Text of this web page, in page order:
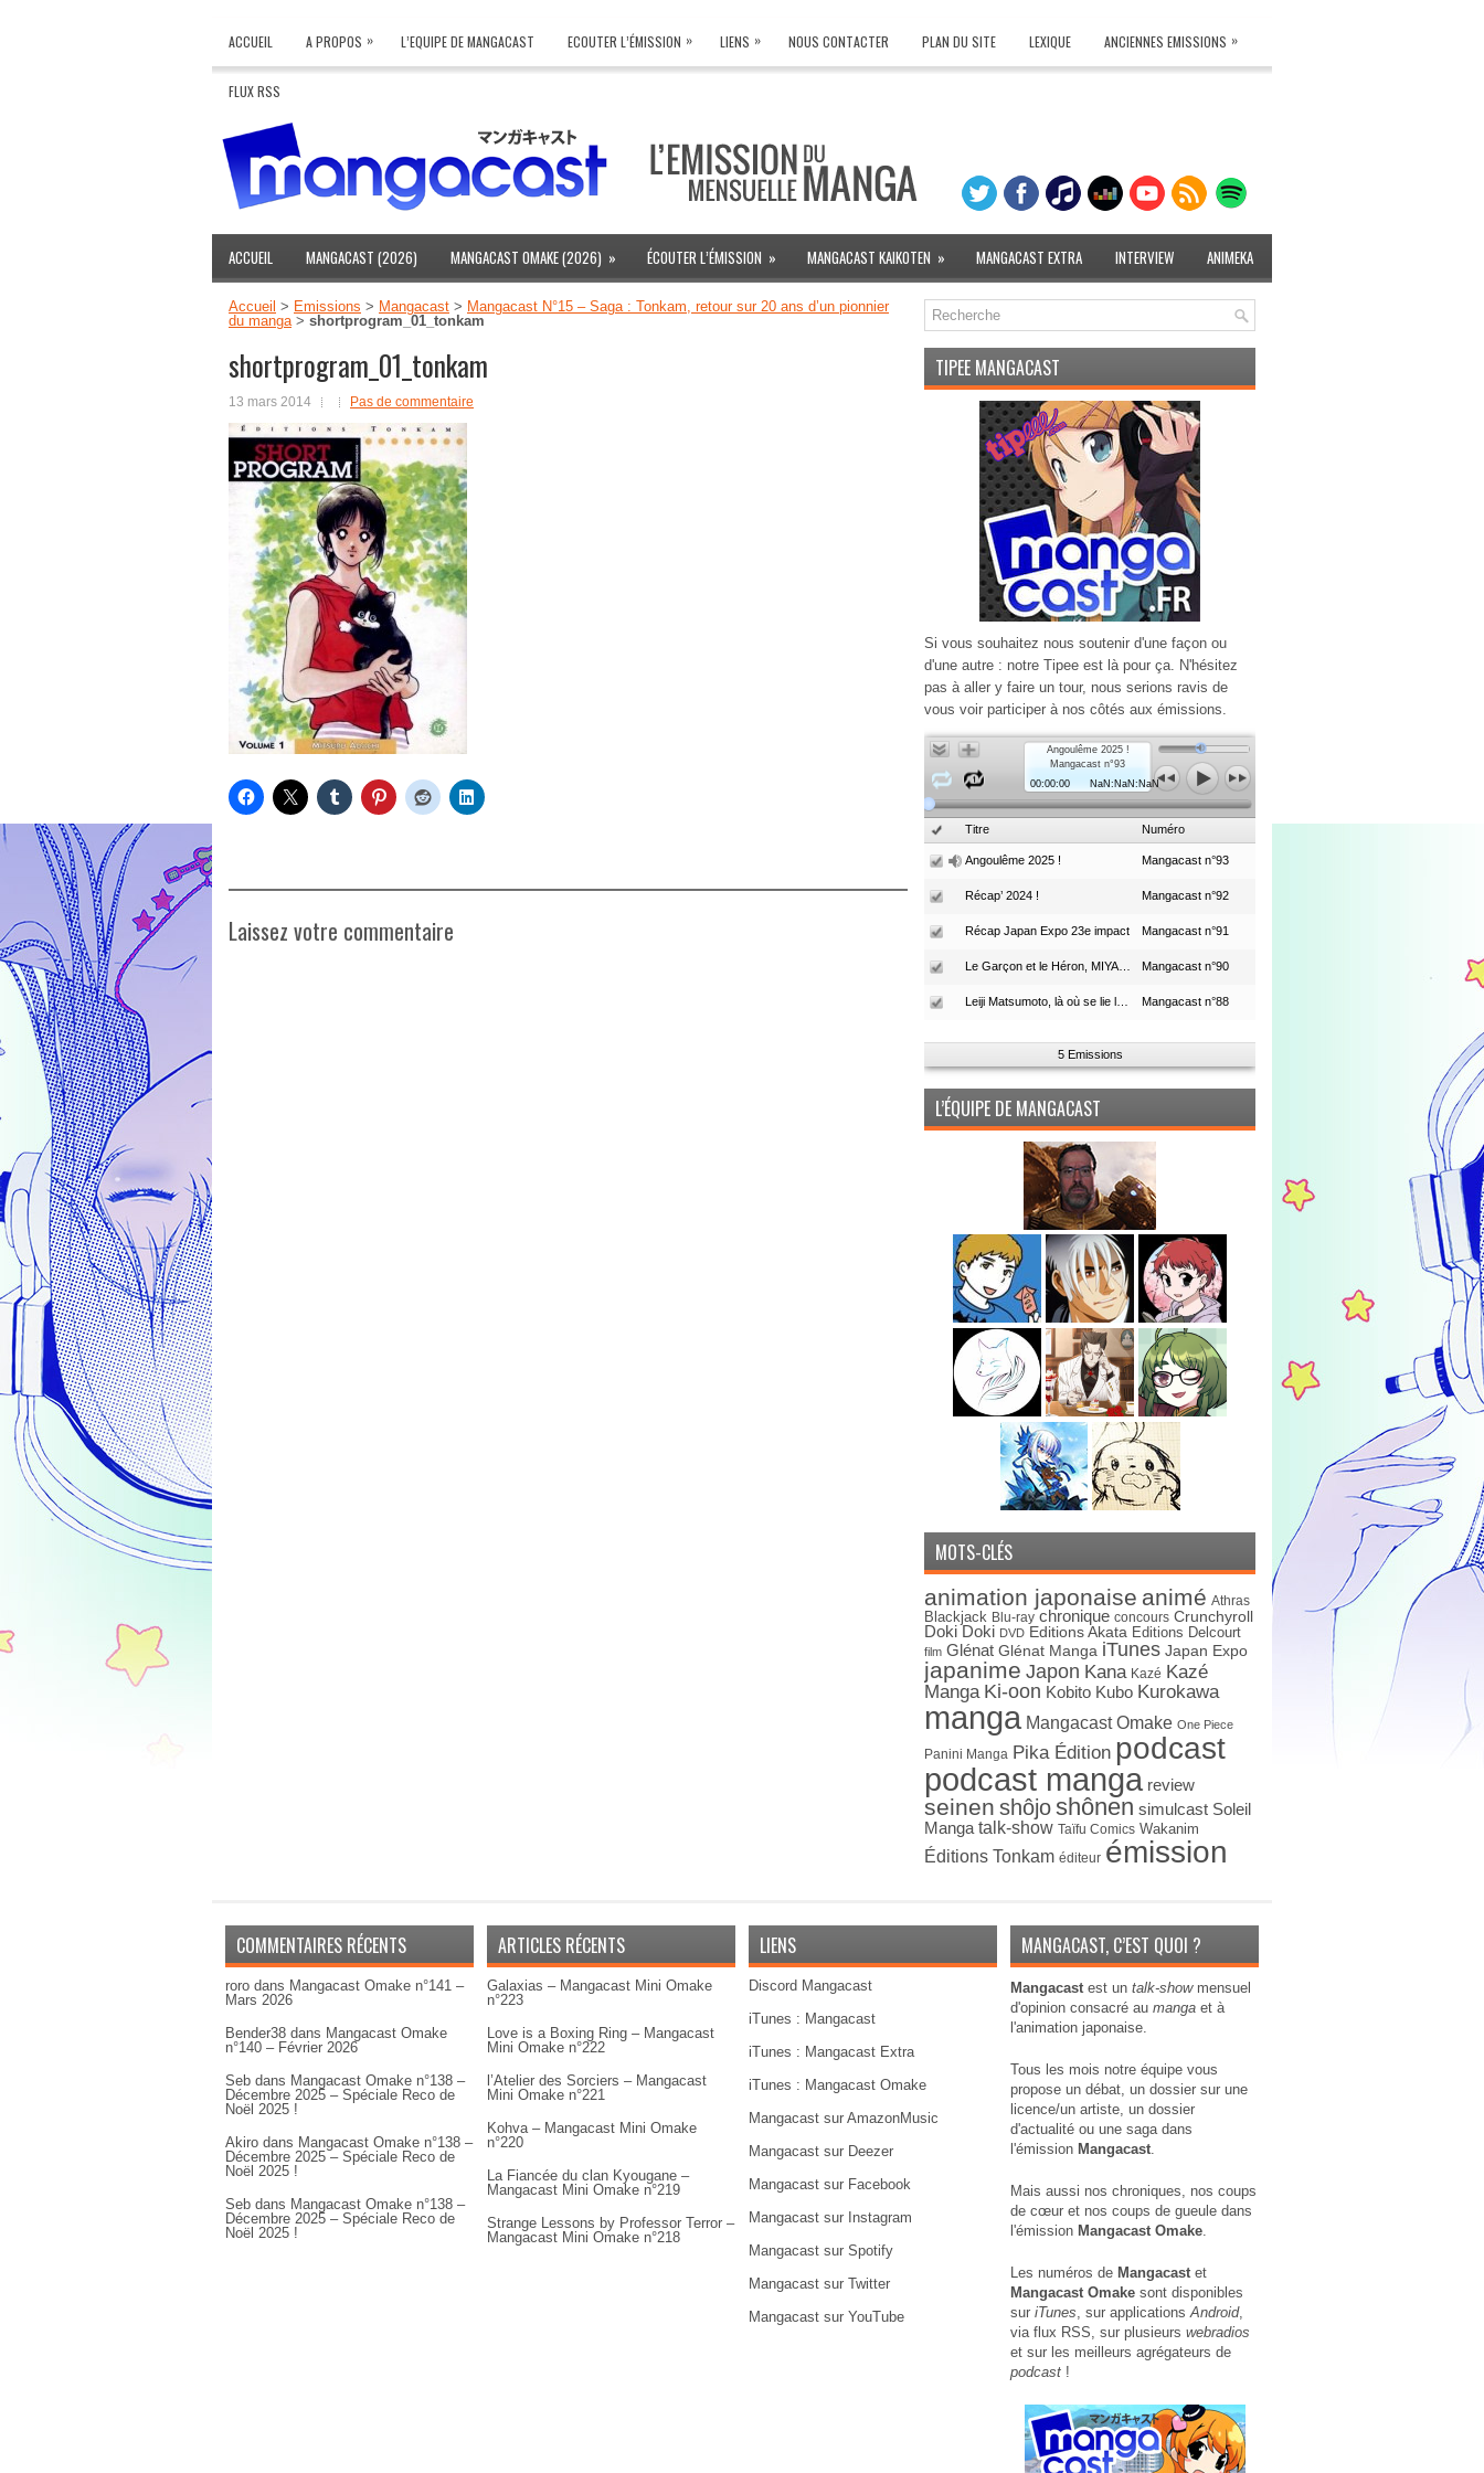
ACCUEIL A PROPOS » L’EQUIPE DE MANGACAST ECOUTER L’ÉMISSION » LIENS » NOUS CONTACTER PLAN DU SITE LEXIQUE ANCIENNES EMISSIONS »
FLUX RSS
ACCUEIL MANGACAST (2026) MANGACAST OMAKE (2026) » ÉCOUTER L’ÉMISSION » MANGACAST KAIKOTEN » MANGACAST EXTRA INTERVIEW ANIMEKA
Accueil > Emissions > Mangacast > Mangacast N°15 – Saga : Tonkam, retour sur 20 ans d’un pionnier
du manga> shortprogram_01_tonkam
shortprogram_01_tonkam
13 mars 2014 Pas de commentaire
Laissez votre commentaire
TIPEE MANGACAST
Si vous souhaitez nous soutenir d'une façon ou
d'une autre : notre Tipee est là pour ça. N'hésitez
pas à aller y faire un tour, nous serions ravis de
vous voir participer à nos côtés aux émissions.
Angoulême 2025 !
Mangacast n°93
00:00:00
NaN:NaN:NaN
Titre Numéro
Angoulême 2025 ! Mangacast n°93
Récap’ 2024 ! Mangacast n°92
Récap Japan Expo 23e impact Mangacast n°91
Mangacast n°90
Mangacast n°88
5 Emissions
L’ÉQUIPE DE MANGACAST
MOTS-CLÉS
animation japonaise animé Athras
Blackjack Blu-ray chronique concours Crunchyroll
Doki Doki DVD Editions Akata Editions Delcourt
film Glénat Glénat Manga iTunes Japan Expo
japanime Japon Kana Kazé Kazé
Manga Ki-oon Kobito Kubo Kurokawa
manga Mangacast Omake One Piece
Panini Manga Pika Édition podcast
podcast manga review
seinen shôjoshônen simulcast Soleil
Manga talk-show Taïfu Comics Wakanim
Éditions Tonkam éditeur émission
COMMENTAIRES RÉCENTS
roro dans Mangacast Omake n°141 –
Mars 2026
Bender38 dans Mangacast Omake
n°140 – Février 2026
Seb dans Mangacast Omake n°138 –
Décembre 2025 – Spéciale Reco de
Noël 2025 !
Akiro dans Mangacast Omake n°138 –
Décembre 2025 – Spéciale Reco de
Noël 2025 !
Seb dans Mangacast Omake n°138 –
Décembre 2025 – Spéciale Reco de
Noël 2025 !
ARTICLES RÉCENTS
Galaxias – Mangacast Mini Omake
n°223
Love is a Boxing Ring – Mangacast
Mini Omake n°222
l’Atelier des Sorciers – Mangacast
Mini Omake n°221
Kohva – Mangacast Mini Omake
n°220
La Fiancée du clan Kyougane –
Mangacast Mini Omake n°219
Strange Lessons by Professor Terror –
Mangacast Mini Omake n°218
LIENS
Discord Mangacast
iTunes : Mangacast
iTunes : Mangacast Extra
iTunes : Mangacast Omake
Mangacast sur AmazonMusic
Mangacast sur Deezer
Mangacast sur Facebook
Mangacast sur Instagram
Mangacast sur Spotify
Mangacast sur Twitter
Mangacast sur YouTube
MANGACAST, C’EST QUOI ?
Mangacastest un talk-showmensuel
d'opinion consacré au manga et à
l'animation japonaise.
Tous les mois notre équipe vous
propose un débat, un dossier sur une
licence/un artiste, un dossier
d'actualité ou une saga dans
l'émission Mangacast.
Mais aussi nos chroniques, nos coups
de cœur et nos coups de gueule dans
l'émission Mangacast Omake.
Les numéros de Mangacastet
Mangacast Omake sont disponibles
sur iTunes, sur applicationsAndroid,
via flux RSS, sur plusieurs webradios
et sur les meilleurs agrégateurs de
podcast !